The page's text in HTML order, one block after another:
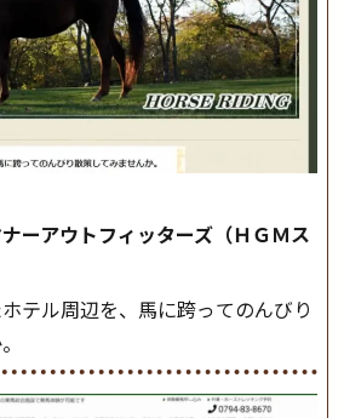
ーアウトフィッターズ（ＨＧＭス
テル周辺を、馬に跨ってのんびり